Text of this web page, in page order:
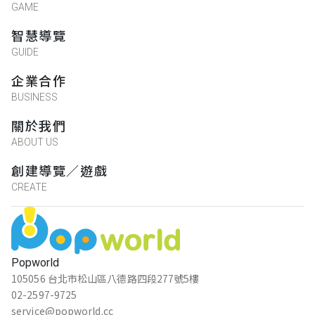
Popworld
105056 台北市松山區八德路四段277號5樓
02-2597-9725
service@popworld.cc
GAME
智慧導覽
GUIDE
企業合作
BUSINESS
關於我們
ABOUT US
創建導覽／遊戲
CREATE